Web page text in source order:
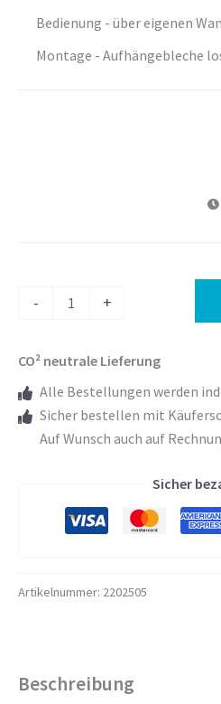
Bedienung - über eigenen
Montage - Aufhängebleche
-
Badspiegel
Beleuchtung
nach
Maß
+
CO² neutrale Lieferung
Alle Bestellungen werden
Sicher bestellen mit
Auf Wunsch auch auf
Sicher
Artikelnummer: 2202505
Beschreibung